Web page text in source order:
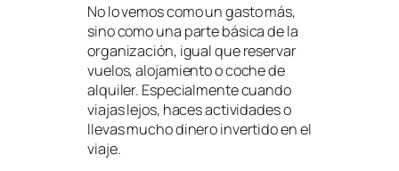
No lo vemos como un gasto más,
sino como una parte básica de la
organización, igual que reservar
vuelos, alojamiento o coche de
alquiler. Especialmente cuando
viajas lejos, haces actividades o
llevas mucho dinero invertido en el
viaje.